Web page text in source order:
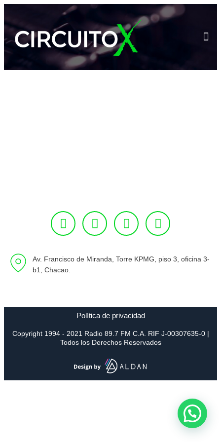
Av. Francisco de Miranda, Torre KPMG, piso 3, oficina 3-
b1, Chacao.
Política de privacidad
Copyright 1994 - 2021 Radio 89.7 FM C.A. RIF J-00307635-0 |
Todos los Derechos Reservados